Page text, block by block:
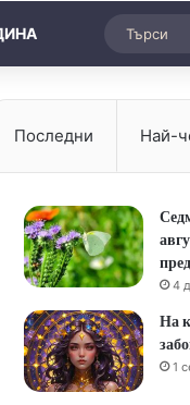
Последни Най-
4
На
1